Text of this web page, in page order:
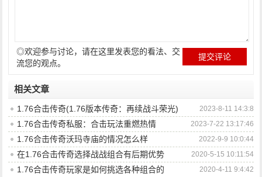
◎欢迎参与讨论，请在这里发表您的看法、交
流您的观点。
相关文章
2023-8-11 14:3:8
1.76合击传奇(1.76版本传奇：再续战斗荣光)
2023-7-22 13:17:46
1.76合击传奇私服：合击玩法重燃热情
2022-9-9 10:0:44
1.76合击传奇沃玛寺庙的情况怎么样
2020-5-15 10:11:54
在1.76合击传奇选择战战组合有后期优势
2020-4-11 9:4:42
1.76合击传奇玩家是如何挑选各种组合的